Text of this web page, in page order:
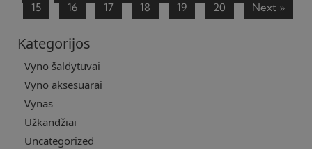
15
16 17 18 19 20 Next »
Kategorijos
Vyno šaldytuvai
Vyno aksesuarai
Vynas
Užkandžiai
Uncategorized